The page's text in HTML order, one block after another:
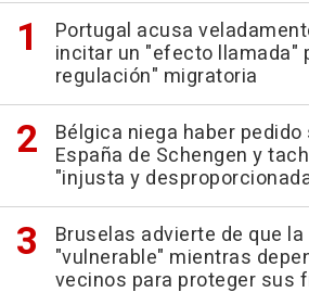
Portugal acusa
incitar un "efecto llamada"
regulación" migratoria
Bélgica niega haber
España de Schengen y
"injusta y
Bruselas advierte de que la
"vulnerable" mientras
vecinos para proteger sus